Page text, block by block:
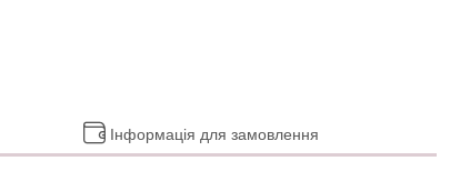
Інформація для замовлення